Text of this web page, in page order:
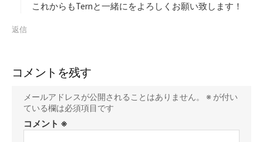
これからもTernと一緒にをよろしくお願い致します！
返信
コメントを残す
メールアドレスが公開されることはありません。 ※ が付い
ている欄は必須項目です
コメント ※